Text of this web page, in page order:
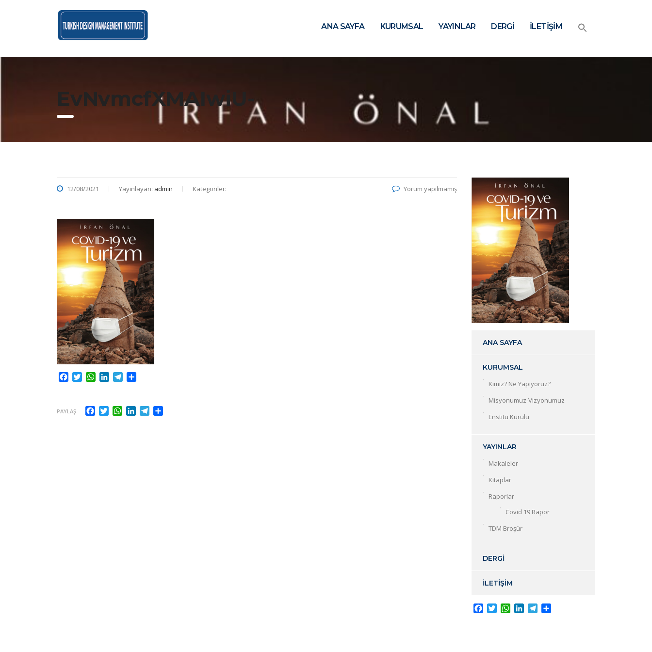
ANA SAYFA KURUMSAL YAYINLAR DERGİ İLETİŞİM
EvNvmcfXMAIwiU-
12/08/2021 Yayınlayan: admin Kategoriler: Yorum yapılmamış
Facebook
TwitterWhatsApp
LinkedInTelegram
PAYLAŞ Facebook
TwitterWhatsApp
LinkedInTelegram
ANA SAYFA
KURUMSAL
Kimiz? Ne Yapıyoruz?
Misyonumuz-Vizyonumuz
Enstitü Kurulu
YAYINLAR
Makaleler
Kitaplar
Raporlar
Covid 19 Rapor
TDM Broşür
DERGİ
İLETİŞİM
Facebook
TwitterWhatsApp
LinkedInTelegram